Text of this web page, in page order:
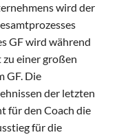
wird der
GF wird während
einer großen
GF. Die
der letzten
für den Coach die
für die